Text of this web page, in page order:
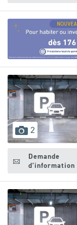
2 images
disponibles
Demande
d'information